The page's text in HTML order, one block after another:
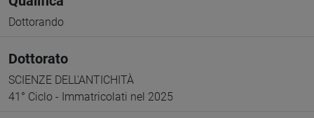
Dottorando
Dottorato
SCIENZE DELL'ANTICHITÀ
41° Ciclo - Immatricolati nel 2025